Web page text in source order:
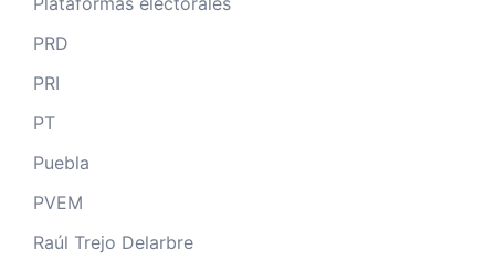
PRD
PRI
PT
Puebla
PVEM
Raúl Trejo Delarbre